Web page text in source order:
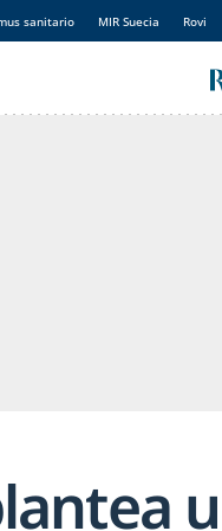
sanitario MIR Suecia Rovi